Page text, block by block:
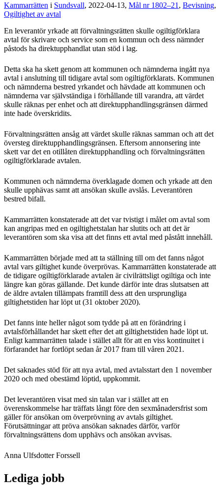
Kammarrätten i Sundsvall, 2022-04-13, Mål nr 1802–21 , Bevisning,
Ogiltighet av avtal
En leverantör yrkade att förvaltningsrätten skulle ogiltigförklara
avtal för skrivare och service som en kommun och dess nämnder
påstods ha direktupphandlat utan stöd i lag.
Detta ska ha skett genom att kommunen och nämnderna ingått nya
avtal i anslutning till tidigare avtal som ogiltigförklarats. Kommunen
och nämnderna bestred yrkandet och hävdade att kommunen och
nämnderna var självständiga i förhållande till varandra, att värdet
skulle räknas per enhet och att direktupphandlingsgränsen därmed
inte hade överskridits.
Förvaltningsrätten ansåg att värdet skulle räknas samman och att det
översteg direktupphandlingsgränsen. Eftersom annonsering inte
skett var det en otillåten direktupphandling och förvaltningsrätten
ogiltigförklarade avtalen.
Kommunen och nämnderna överklagade domen och yrkade att den
skulle upphävas samt att ansökan skulle avslås. Leverantören
bestred bifall.
Kammarrätten konstaterade att det var tvistigt i målet om avtal som
kan angripas med en ogiltighetstalan har slutits och att det är
leverantören som ska visa att det finns ett avtal med påstått innehåll.
Kammarrätten började med att ta ställning till om det fanns något
avtal vars giltighet kunde överprövas. Kammarrätten konstaterade att
de tidigare ogiltigförklarade avtalen är civilrättsligt ogiltiga och inte
längre kan göras gällande. Det kunde därför inte dras slutsatsen att
de äldre avtalen tillämpats framtill dess att den ursprungliga
giltighetstiden har löpt ut (31 oktober 2020).
Det fanns inte heller något som tydde på att en förändring i
avtalsförhållandet har skett efter det att giltighetstiden hade löpt ut.
Enligt kammarrätten talade i stället allt för att en viss kontinuitet i
förfarandet har fortlöpt sedan år 2017 fram till våren 2021.
Det saknades stöd för att nya avtal, med avtalsstart den 1 november
2020 och med obestämd löptid, uppkommit.
Det leverantören visat med sin talan var i stället att en
överenskommelse har träffats långt före den sexmånadersfrist som
gäller för ansökan om överprövning av avtals giltighet.
Förutsättningar att pröva ansökan saknades därför, varför
förvaltningsrättens dom upphävs och ansökan avvisas.
Anna Ulfsdotter Forssell
Lediga jobb